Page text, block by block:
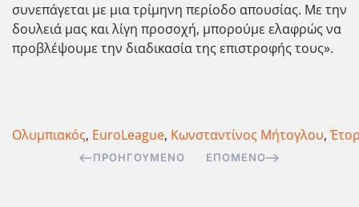
συνεπάγεται με μια τρίμηνη περίοδο απουσίας. Με την
δουλειά μας και λίγη προσοχή, μπορούμε ελαφρώς να
προβλέψουμε την διαδικασία της επιστροφής τους».
Ολυμπιακός, EuroLeague, Κωνσταντίνος Μήτογλου,
ΠΡΟΗΓΟΎΜΕΝΟ ΕΠΌΜΕΝΟ